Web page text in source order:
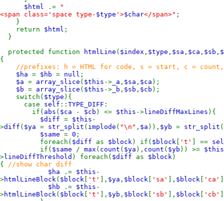
$html
.=
"
<span class='space type- $type '>$char</span>" ;
}
return $html ;
}
protected function
htmlLine ( $index , $type , $sa , $ca , $sb ,
{
//prefixes: h = HTML for code, s = start, c =
$ha = $hb = null ;
$a = array_slice ( $this -> _a , $sa , $ca );
$b = array_slice ( $this -> _b , $sb , $cb );
switch( $type ){
case self :: TYPE_DIFF :
if( abs ( $ca - $cb ) <= $this ->lineDiffMaxLines ){
$diff = $this -
>diff ( $ya = str_split ( implode ( "\n" , $a )), $yb = str_split (
$same = 0 ;
foreach( $diff as $block ) if( $block [ 't' ] ==
if( $same / max ( count ( $ya ), count ( $yb )) >= $this
>lineDiffThreshold ) foreach( $diff as $block )
{
//show char diff
$ha
.= $this -
>htmlLineBlock ( $block [ 't' ], $ya , $block [ 'sa' ], $block [ 'ca'
$hb
.= $this -
>htmlLineBlock ( $block [ 't' ], $yb , $block [ 'sb' ], $block [ 'cb'